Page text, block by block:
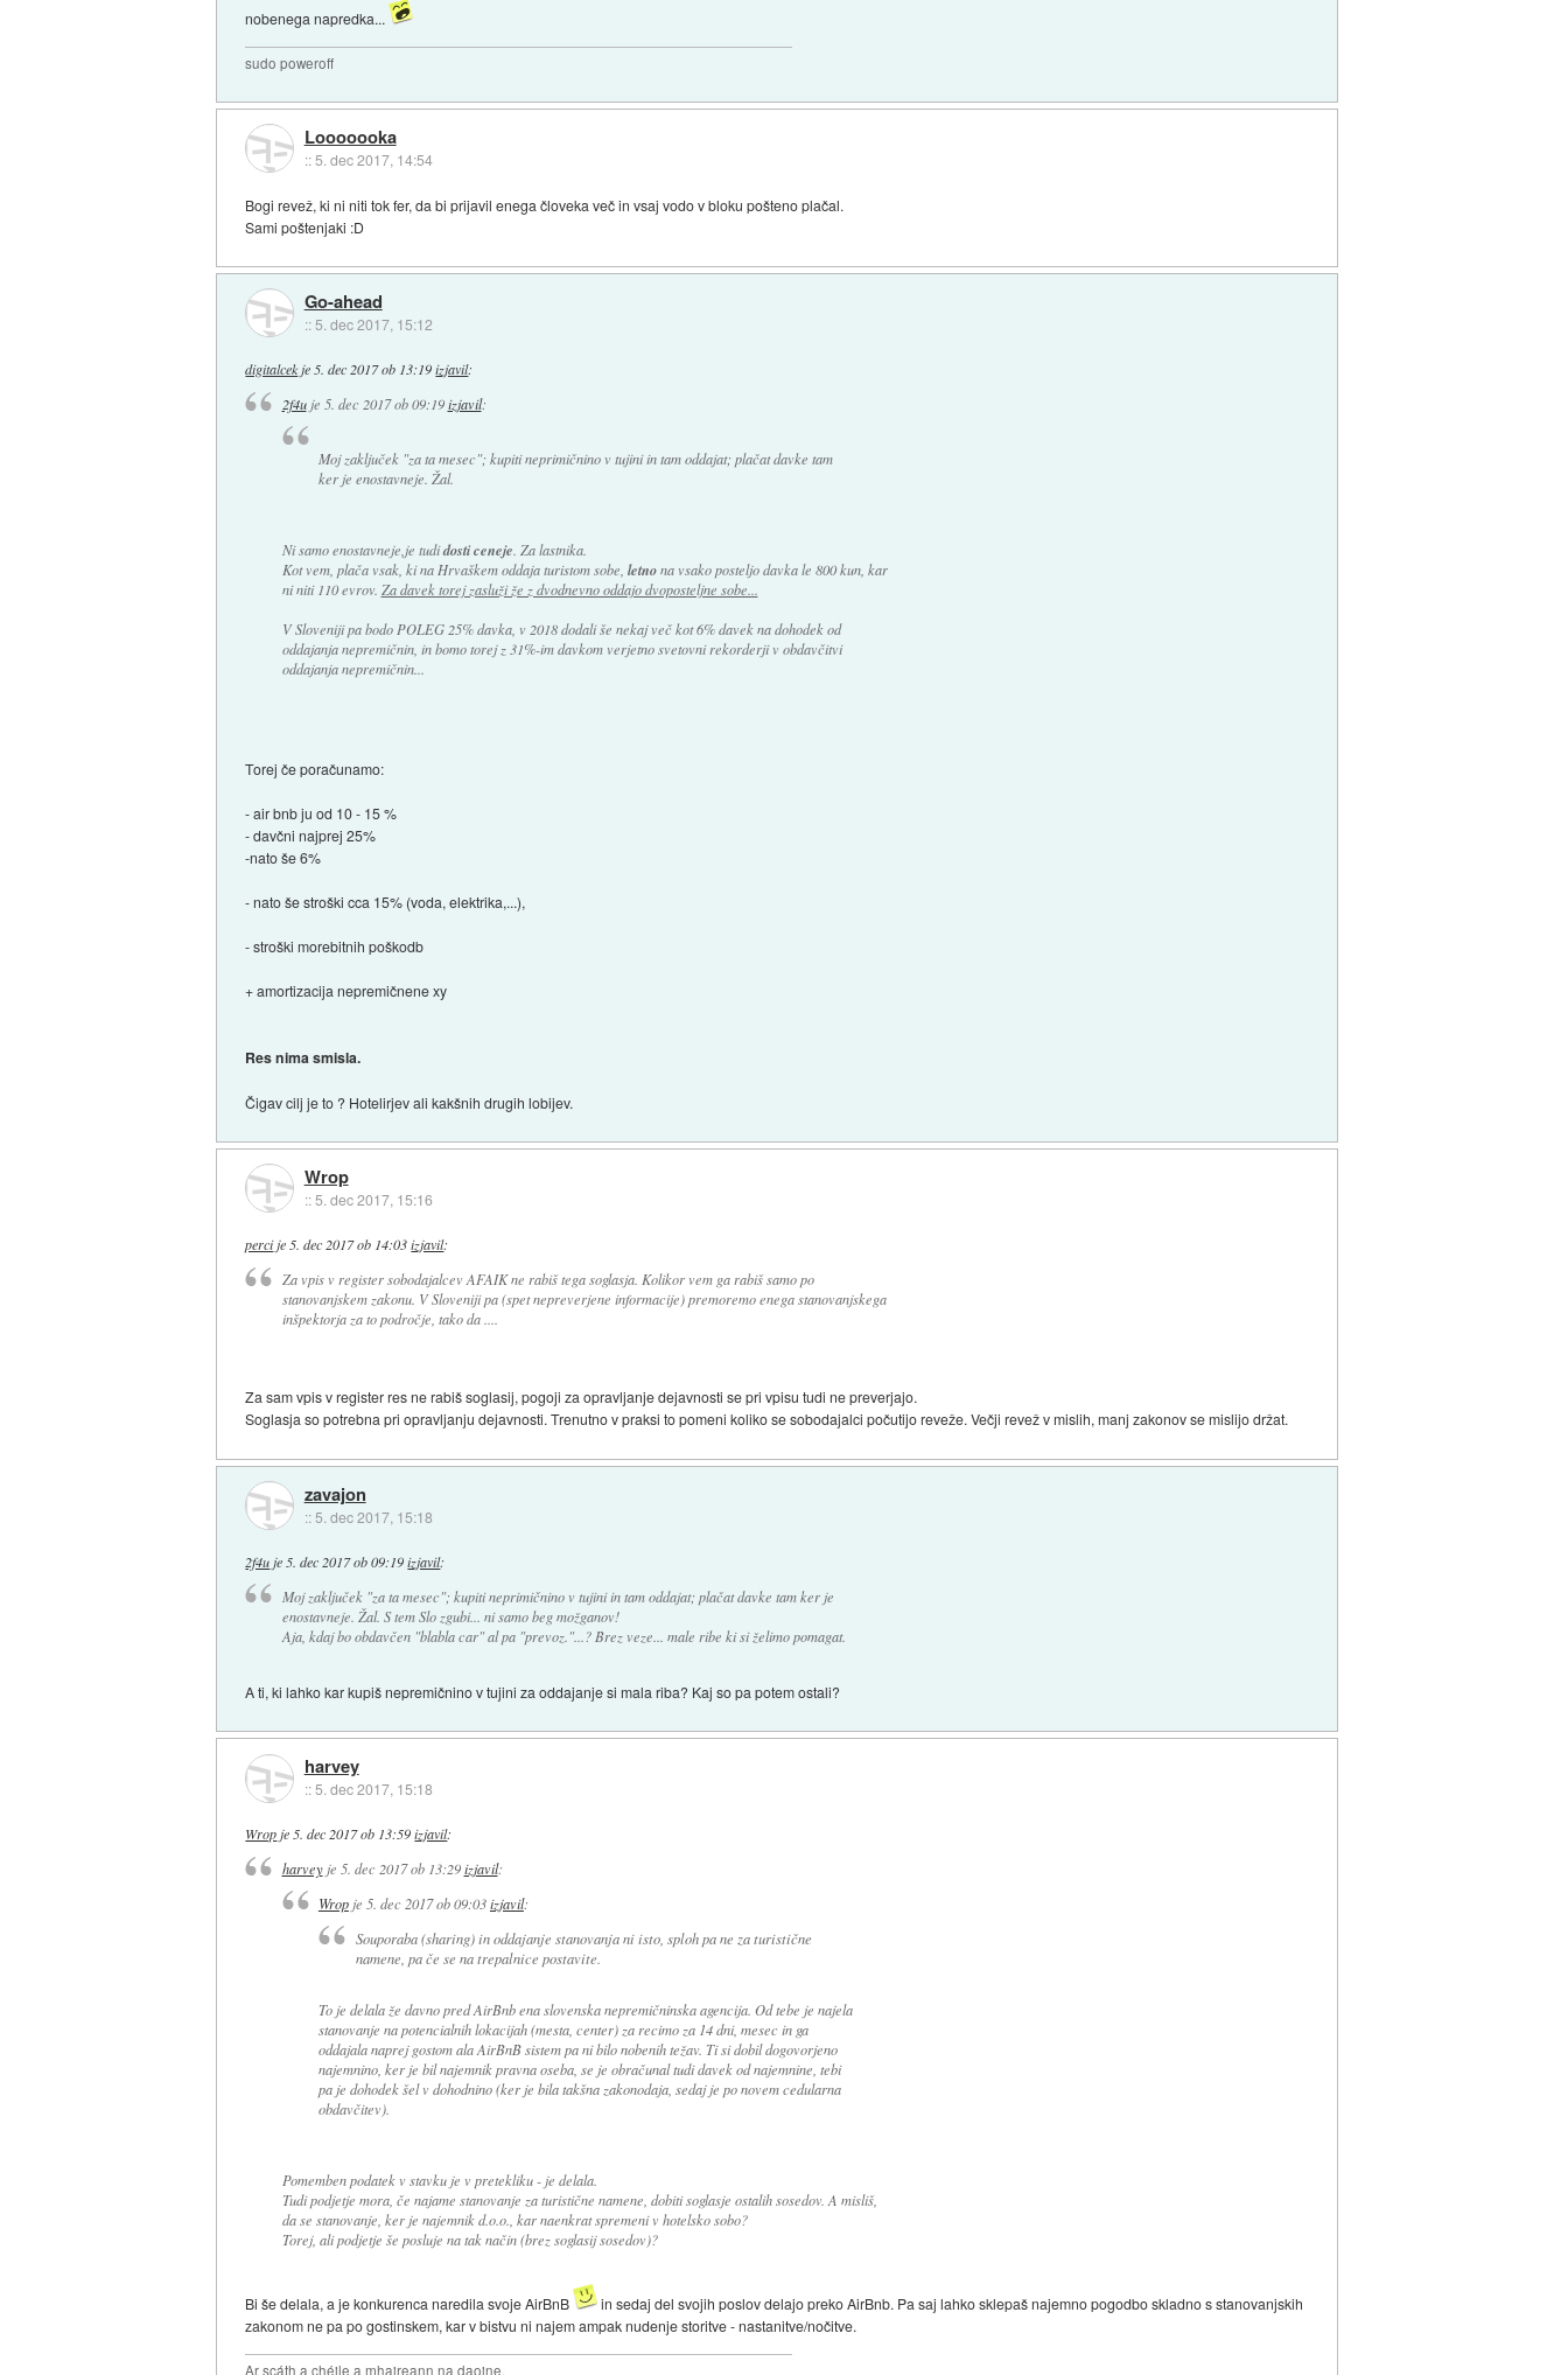
nobenega napredka...
sudo poweroff
Looooooka
::5. dec 2017, 14:54
Bogi revež, ki ni niti tok fer, da bi prijavil enega človeka več in vsaj vodo v bloku pošteno plačal.
Sami poštenjaki :D
Go-ahead
:: 5. dec 2017, 15:12
digitalcekje 5. dec 2017 ob 13:19 izjavil:
2f4uje 5. dec 2017 ob 09:19 izjavil:
Moj zaključek "za ta mesec"; kupiti neprimičnino v tujini in tam oddajat; plačat davke tam
ker je enostavneje. Žal.
Ni samo enostavneje,je tudidosti ceneje . Za lastnika.
Kot vem, plača vsak, ki na Hrvaškem oddaja turistom sobe, letnona vsako posteljo davka le 800 kun, kar
ni niti 110 evrov. Za davek torej zasluži že z dvodnevno oddajo dvoposteljne sobe...
V Sloveniji pa bodo POLEG 25% davka, v 2018 dodali še nekaj več kot 6% davek na dohodek od
oddajanja nepremičnin, in bomo torej z 31%-im davkom verjetno svetovni rekorderji v obdavčitvi
oddajanja nepremičnin...
Torej če poračunamo:
- air bnb ju od 10 - 15 %
- davčni najprej 25%
-nato še 6%
- nato še stroški cca 15% (voda, elektrika,...),
- stroški morebitnih poškodb
+ amortizacija nepremičnene xy
Res nima smisla.
Čigav cilj je to ? Hotelirjev ali kakšnih drugih lobijev.
Wrop
::5. dec 2017, 15:16
percije 5. dec 2017 ob 14:03 izjavil:
Za vpis v register sobodajalcev AFAIK ne rabiš tega soglasja. Kolikor vem ga rabiš samo po
stanovanjskem zakonu. V Sloveniji pa (spet nepreverjene informacije) premoremo enega stanovanjskega
inšpektorja za to področje, tako da ....
Za sam vpis v register res ne rabiš soglasij, pogoji za opravljanje dejavnosti se pri vpisu tudi ne preverjajo.
Soglasja so potrebna pri opravljanju dejavnosti. Trenutno v praksi to pomeni koliko se sobodajalci počutijo reveže. Večji revež v mislih, manj zakonov se mislijo držat.
zavajon
:: 5. dec 2017, 15:18
2f4u je 5. dec 2017 ob 09:19 izjavil:
Moj zaključek "za ta mesec"; kupiti neprimičnino v tujini in tam oddajat; plačat davke tam ker je
enostavneje. Žal. S tem Slo zgubi... ni samo beg možganov!
Aja, kdaj bo obdavčen "blabla car" al pa "prevoz."...? Brez veze... male ribe ki si želimo pomagat.
A ti, ki lahko kar kupiš nepremičnino v tujini za oddajanje si mala riba? Kaj so pa potem ostali?
harvey
::5. dec 2017, 15:18
Wrop je 5. dec 2017 ob 13:59 izjavil:
harveyje 5. dec 2017 ob 13:29 izjavil:
Wropje 5. dec 2017 ob 09:03izjavil:
Souporaba (sharing) in oddajanje stanovanja ni isto, sploh pa ne za turistične
namene, pa če se na trepalnice postavite.
To je delala že davno pred AirBnb ena slovenska nepremičninska agencija. Od tebe je najela
stanovanje na potencialnih lokacijah (mesta, center) za recimo za 14 dni, mesec in ga
oddajala naprej gostom ala AirBnB sistem pa ni bilo nobenih težav. Ti si dobil dogovorjeno
najemnino, ker je bil najemnik pravna oseba, se je obračunal tudi davek od najemnine, tebi
pa je dohodek šel v dohodnino (ker je bila takšna zakonodaja, sedaj je po novem cedularna
obdavčitev).
Pomemben podatek v stavku je v pretekliku - je delala.
Tudi podjetje mora, če najame stanovanje za turistične namene, dobiti soglasje ostalih sosedov. A misliš,
da se stanovanje, ker je najemnik d.o.o., kar naenkrat spremeni v hotelsko sobo?
Torej, ali podjetje še posluje na tak način (brez soglasij sosedov)?
Bi še delala, a je konkurenca naredila svoje AirBnB
in sedaj del svojih poslov delajo preko AirBnb. Pa saj lahko sklepaš najemno pogodbo skladno s stanovanjskih
zakonom ne pa po gostinskem, kar v bistvu ni najem ampak nudenje storitve - nastanitve/nočitve.
Ar scáth a chéile a mhaireann na daoine.